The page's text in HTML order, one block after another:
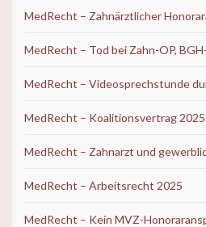
MedRecht – Zahnärztlicher
MedRecht – Tod bei Zahn-OP,
MedRecht – Videosprechstunde
MedRecht – Koalitionsvertrag
MedRecht – Zahnarzt und
MedRecht – Arbeitsrecht 2025
MedRecht – Kein MVZ-